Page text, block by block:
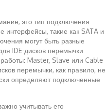
это тип подключения
интерфейсы, такие как SATA и
могут быть разные
IDE-дисков перемычки
Master, Slave или Cable
перемычки, как правило, не
определяют подключенные
учитывать его